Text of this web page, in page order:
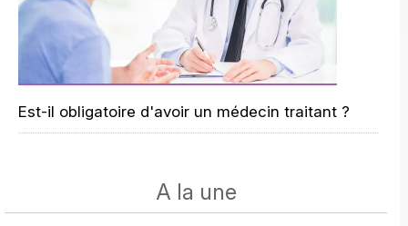
Est-il obligatoire d'avoir un médecin traitant ?
A la une